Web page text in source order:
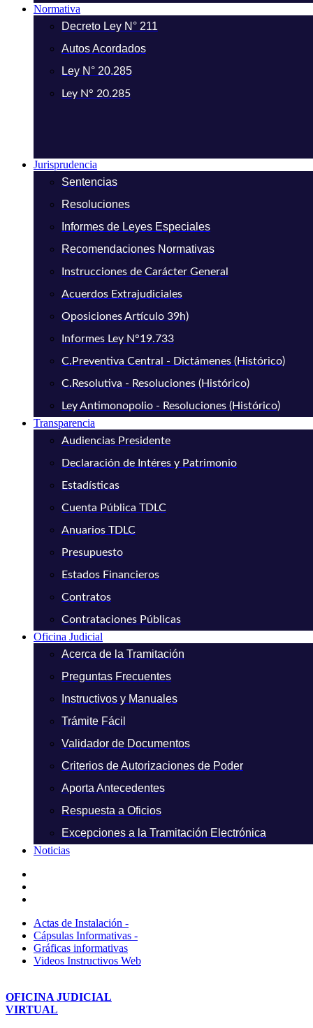
Normativa
Decreto Ley N° 211
Autos Acordados
Ley N° 20.285
Ley N° 20.285
Jurisprudencia
Sentencias
Resoluciones
Informes de Leyes Especiales
Recomendaciones Normativas
Instrucciones de Carácter General
Acuerdos Extrajudiciales
Oposiciones Artículo 39h)
Informes Ley N°19.733
C.Preventiva Central - Dictámenes (Histórico)
C.Resolutiva - Resoluciones (Histórico)
Ley Antimonopolio - Resoluciones (Histórico)
Transparencia
Audiencias Presidente
Declaración de Intéres y Patrimonio
Estadísticas
Cuenta Pública TDLC
Anuarios TDLC
Presupuesto
Estados Financieros
Contratos
Contrataciones Públicas
Oficina Judicial
Acerca de la Tramitación
Preguntas Frecuentes
Instructivos y Manuales
Trámite Fácil
Validador de Documentos
Criterios de Autorizaciones de Poder
Aporta Antecedentes
Respuesta a Oficios
Excepciones a la Tramitación Electrónica
Noticias
Actas de Instalación -
Cápsulas Informativas -
Gráficas informativas
Videos Instructivos Web
OFICINA JUDICIAL
VIRTUAL